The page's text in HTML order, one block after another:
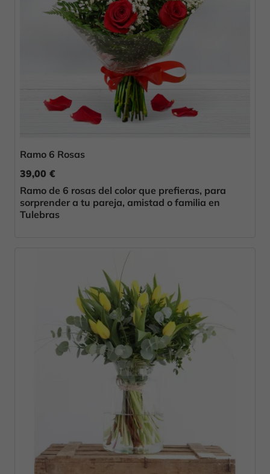
Ramo 6 Rosas
39,00 €
Ramo de 6 rosas del color que prefieras, para
sorprender a tu pareja, amistad o familia en
Tulebras